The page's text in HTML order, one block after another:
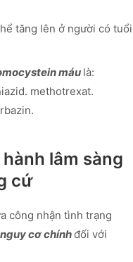
tăng lên ở người có tuổi
máu là:
methotrexat.
lâm sàng
cứ
công nhận tình trạng
cơ chínhđối với